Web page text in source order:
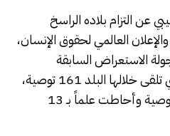
عن التزام بلاده الراسخ
العالمي لحقوق الإنسان،
الاستعراض السابقة
المنعقدة في يناير 2021، والتي تلقى خلالها البلد 161 توصية،
حيث قبلت السلطات 148 توصية وأحاطت علماً بـ 13